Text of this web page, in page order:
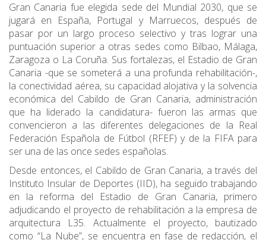
Gran Canaria fue elegida sede del Mundial 2030, que se
jugará en España, Portugal y Marruecos, después de
pasar por un largo proceso selectivo y tras lograr una
puntuación superior a otras sedes como Bilbao, Málaga,
Zaragoza o La Coruña. Sus fortalezas, el Estadio de Gran
Canaria -que se someterá a una profunda rehabilitación-,
la conectividad aérea, su capacidad alojativa y la solvencia
económica del Cabildo de Gran Canaria, administración
que ha liderado la candidatura- fueron las armas que
convencieron a las diferentes delegaciones de la Real
Federación Española de Fútbol (RFEF) y de la FIFA para
ser una de las once sedes españolas.
Desde entonces, el Cabildo de Gran Canaria, a través del
Instituto Insular de Deportes (IID), ha seguido trabajando
en la reforma del Estadio de Gran Canaria, primero
adjudicando el proyecto de rehabilitación a la empresa de
arquitectura L35. Actualmente el proyecto, bautizado
como “La Nube”, se encuentra en fase de redacción, el